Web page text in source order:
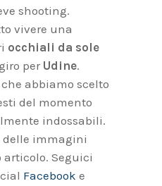
shooting.
vivere una
occhiali da sole
per Udine.
abbiamo scelto
del momento
indossabili.
immagini
Seguici
Facebook e